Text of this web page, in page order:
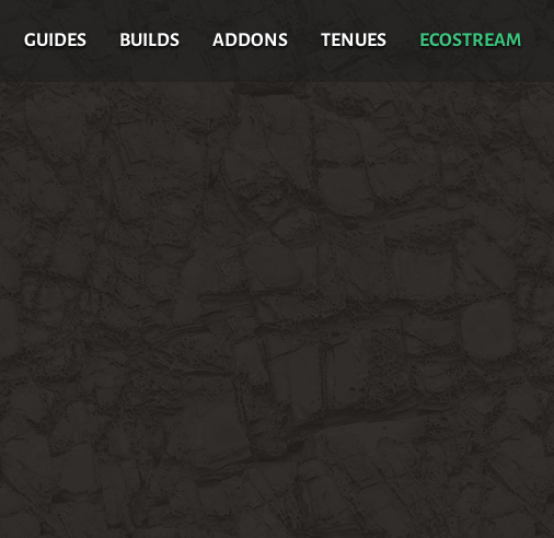
GUIDES BUILDS ADDONS TENUES ECOSTREAM